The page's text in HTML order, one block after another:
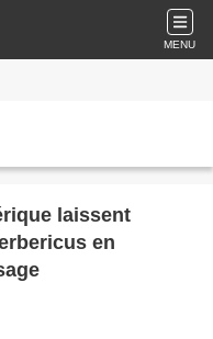
MENU
laissent
en